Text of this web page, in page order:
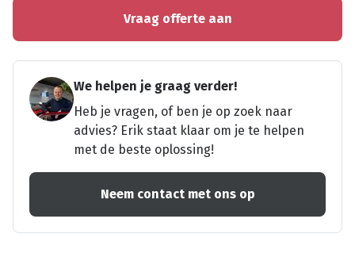
Vraag offerte aan
We helpen je graag verder!
Heb je vragen, of ben je op zoek naar
advies? Erik staat klaar om je te helpen
met de beste oplossing!
Neem contact met ons op